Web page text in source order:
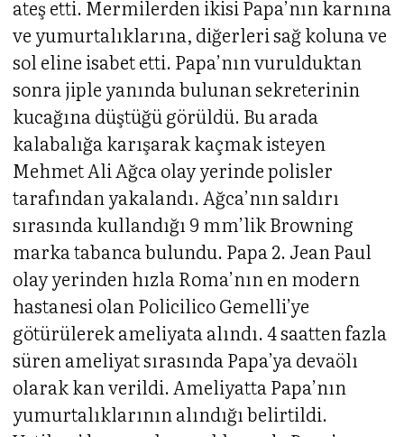
ateş etti. Mermilerden ikisi Papa’nın karnına
ve yumurtalıklarına, diğerleri sağ koluna ve
sol eline isabet etti. Papa’nın vurulduktan
sonra jiple yanında bulunan sekreterinin
kucağına düştüğü görüldü. Bu arada
kalabalığa karışarak kaçmak isteyen
Mehmet Ali Ağca olay yerinde polisler
tarafından yakalandı. Ağca’nın saldırı
sırasında kullandığı 9 mm’lik Browning
marka tabanca bulundu. Papa 2. Jean Paul
olay yerinden hızla Roma’nın en modern
hastanesi olan Policilico Gemelli’ye
götürülerek ameliyata alındı. 4 saatten fazla
süren ameliyat sırasında Papa’ya devaölı
olarak kan verildi. Ameliyatta Papa’nın
yumurtalıklarının alındığı belirtildi.